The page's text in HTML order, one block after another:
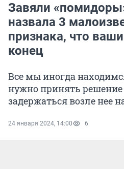
Завяли
назвала 3
признака, что
конец
Все мы иногда
нужно принять решение
задержаться возле нее
24 января 2024, 14:00 6